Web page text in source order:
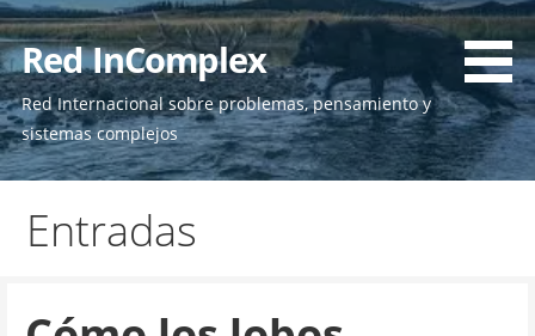
Skip
to
content
Red InComplex
Red Internacional sobre problemas, pensamiento y
sistemas complejos
Entradas